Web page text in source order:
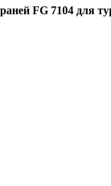
FG 7104 для